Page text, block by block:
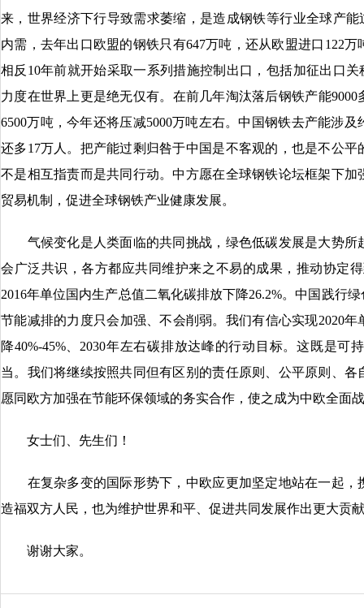
来，世界经济下行导致需求萎缩，是造成钢铁等行业全球产
内需，去年出口欧盟的钢铁只有647万吨，还从欧盟进口122
相反10年前就开始采取一系列措施控制出口，包括加征出口
力度在世界上更是绝无仅有。在前几年淘汰落后钢铁产能
6500万吨，今年还将压减5000万吨左右。中国钢铁去产能涉
还多17万人。把产能过剩归咎于中国是不客观的，也是不公
不是相互指责而是共同行动。中方愿在全球钢铁论坛框架下
贸易机制，促进全球钢铁产业健康发展。
气候变化是人类面临的共同挑战，绿色低碳发展是大势所
会广泛共识，各方都应共同维护来之不易的成果，推动协定
2016年单位国内生产总值二氧化碳排放下降26.2%。中国践行
节能减排的力度只会加强、不会削弱。我们有信心实现2020
降40%-45%、2030年左右碳排放达峰的行动目标。这既是
当。我们将继续按照共同但有区别的责任原则、公平原则、
愿同欧方加强在节能环保领域的务实合作，使之成为中欧全面
女士们、先生们！
在复杂多变的国际形势下，中欧应更加坚定地站在一起，
造福双方人民，也为维护世界和平、促进共同发展作出更大贡
谢谢大家。